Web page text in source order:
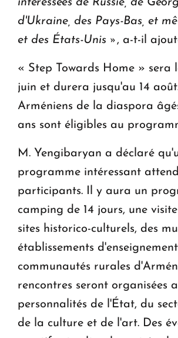
d'Ukraine, des Pays-Bas, et
et des États-Unis » , a-t-il
« Step Towards Home » sera
juin et durera jusqu'au 14
Arméniens de la diaspora
ans sont éligibles au
M. Yengibaryan a déclaré
programme intéressant
participants. Il y aura un
camping de 14 jours, une
sites historico-culturels, des
établissements
communautés rurales
rencontres seront organisées
personnalités de l'État, du
de la culture et de l'art. Des